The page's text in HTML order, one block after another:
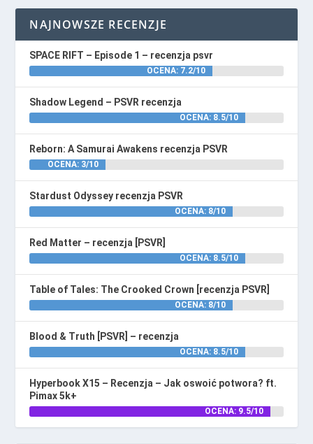
NAJNOWSZE RECENZJE
SPACE RIFT – Episode 1 – recenzja psvr
OCENA: 7.2/10
Shadow Legend – PSVR recenzja
OCENA: 8.5/10
Reborn: A Samurai Awakens recenzja PSVR
OCENA: 3/10
Stardust Odyssey recenzja PSVR
OCENA: 8/10
Red Matter – recenzja [PSVR]
OCENA: 8.5/10
Table of Tales: The Crooked Crown [recenzja PSVR]
OCENA: 8/10
Blood & Truth [PSVR] – recenzja
OCENA: 8.5/10
Hyperbook X15 – Recenzja – Jak oswoić potwora? ft.
Pimax 5k+
OCENA: 9.5/10